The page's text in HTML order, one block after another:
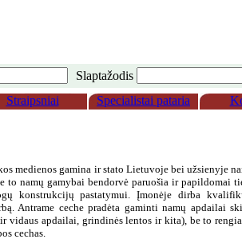
Slaptažodis
Straipsniai Specialistai pataria
medienos gamina ir stato Lietuvoje bei užsienyje
to namų gamybai bendorvė paruošia ir papildomai
konstrukcijų pastatymui. Įmonėje dirba
Antrame ceche pradėta gaminti namų apdailai
vidaus apdailai, grindinės lentos ir kita), be to
cechas.